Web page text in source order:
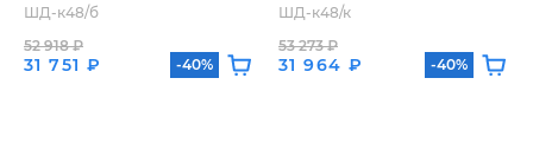
ШД-к48/б
31 751 ₽
52 918 ₽
-40%
ШД-к48/к
31 964 ₽
53 273 ₽
-40%